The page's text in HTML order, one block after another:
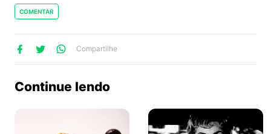
COMENTAR
Compartilhe
Continue lendo